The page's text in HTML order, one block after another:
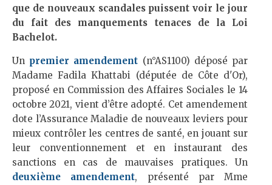
que de nouveaux scandales puissent voir le jour
du fait des manquements tenaces de la Loi
Bachelot.
Un premier amendement (n°AS1100) déposé par
Madame Fadila Khattabi (députée de Côte d'Or),
proposé en Commission des Affaires Sociales le 14
octobre 2021, vient d’être adopté. Cet amendement
dote l’Assurance Maladie de nouveaux leviers pour
mieux contrôler les centres de santé, en jouant sur
leur conventionnement et en instaurant des
sanctions en cas de mauvaises pratiques. Un
deuxième amendement, présenté par Mme